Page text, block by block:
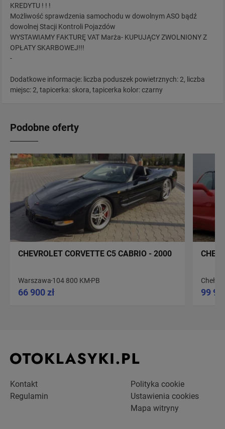
KREDYTU ! ! !
Możliwość sprawdzenia samochodu w dowolnym ASO bądź
dowolnej Stacji Kontroli Pojazdów
WYSTAWIAMY FAKTURĘ VAT Marża- KUPUJĄCY ZWOLNIONY Z
OPŁATY SKARBOWEJ!!!
-
Dodatkowe informacje: liczba poduszek powietrznych: 2, liczba
miejsc: 2, tapicerka: skora, tapicerka kolor: czarny
Podobne oferty
CHEVROLET CORVETTE C5 CABRIO - 2000
Warszawa 104 800 KM PB
66 900 zł
Chełm
99
Kontakt
Regulamin
Polityka cookie
Ustawienia cookies
Mapa witryny